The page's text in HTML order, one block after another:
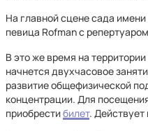
На главной сцене сада
певица Rofman с
В это же время на
начнется двухчасовое
развитие общефизической
концентрации. Для
приобрестибилет. Действует